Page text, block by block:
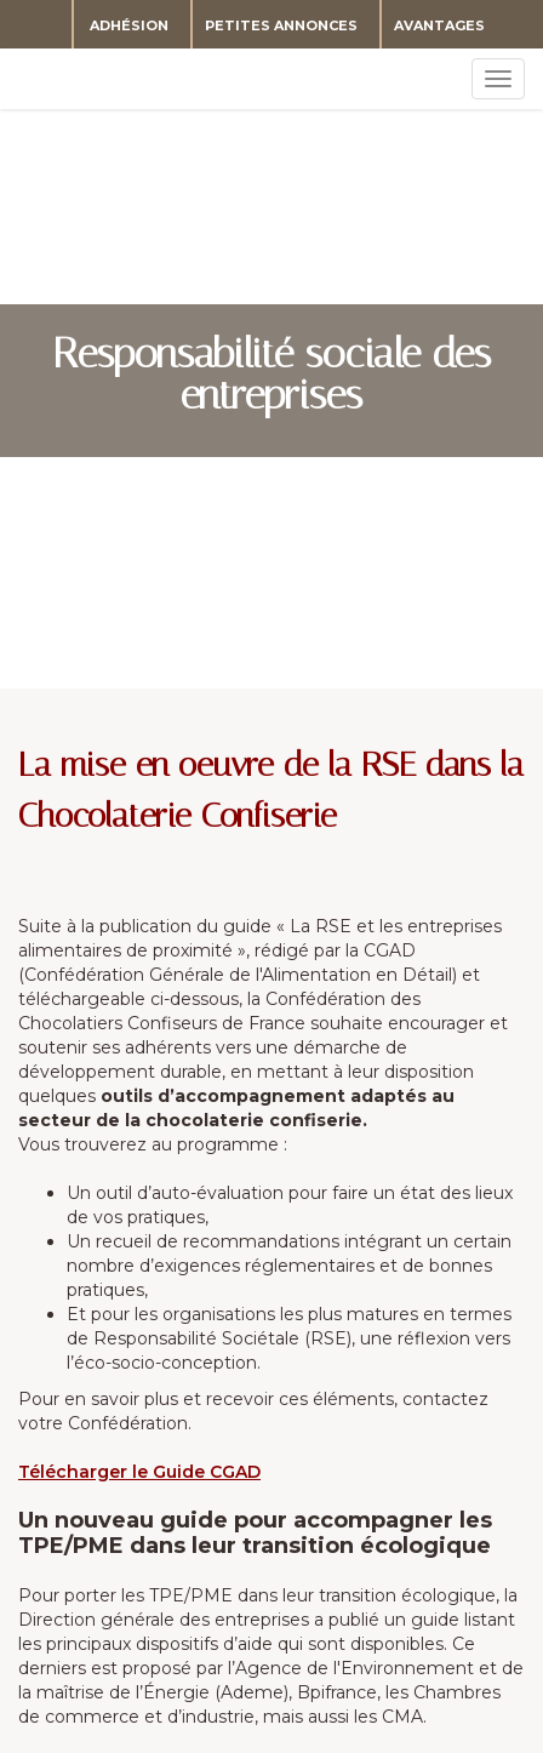
AVANTAGES
PETITES ANNONCES
ADHÉSION
Responsabilité sociale des
entreprises
La mise en oeuvre de la RSE dans la
Chocolaterie Confiserie
Suite à la publication du guide « La RSE et les entreprises
alimentaires de proximité », rédigé par la CGAD
(Confédération Générale de l'Alimentation en Détail) et
téléchargeable ci-dessous, la Confédération des
Chocolatiers Confiseurs de France souhaite encourager et
soutenir ses adhérents vers une démarche de
développement durable, en mettant à leur disposition
quelques outils d’accompagnement adaptés au
secteur de la chocolaterie confiserie.
Vous trouverez au programme :
Un outil d’auto-évaluation pour faire un état des lieux
de vos pratiques,
Un recueil de recommandations intégrant un certain
nombre d’exigences réglementaires et de bonnes
pratiques,
Et pour les organisations les plus matures en termes
de Responsabilité Sociétale (RSE), une réflexion vers
l’éco-socio-conception.
Pour en savoir plus et recevoir ces éléments, contactez
votre Confédération.
Télécharger le Guide CGAD
Un nouveau guide pour accompagner les
TPE/PME dans leur transition écologique
Pour porter les TPE/PME dans leur transition écologique, la
Direction générale des entreprises a publié un guide listant
les principaux dispositifs d’aide qui sont disponibles. Ce
derniers est proposé par l’Agence de l'Environnement et de
la maîtrise de l’Énergie (Ademe), Bpifrance, les Chambres
de commerce et d’industrie, mais aussi les CMA.